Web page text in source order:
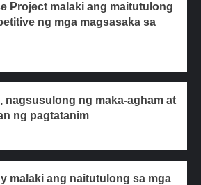
Project malaki ang maitutulong
ng mga magsasaka sa
nagsusulong ng maka-agham at
ng pagtatanim
malaki ang naitutulong sa mga